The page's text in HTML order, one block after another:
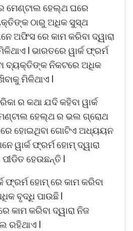
ମେଣ୍ଟାଲ ହେଲ୍ଥ ଘରେ
ଠାରୁ ଅଧିକ ସୁସ୍ଥ
ଅଫିସ ରେ କାମ କରିବା ଦ୍ୱାରା
l ଭାରତରେ ୱାର୍କ ଫ୍ରର୍ମ
ବ୍ୟକ୍ତିଙ୍କ ନିକଟରେ ଅଧିକ
ମିଳିଥାଏ l
ର କଥା ଯଦି କହିବା ୱାର୍କ
ହେଲ୍ଥ ର ଭଲ ଗ୍ରୋଥ
ହୋଇଥିବା ଗୋଟିଏ ଅଧ୍ୟୟନ
ୱାର୍କ ଫ୍ରର୍ମ ହୋମ୍ ଦ୍ୱାରା
ହେଉଛନ୍ତି l
ଫ୍ରର୍ମ ହୋମ୍ ରେ କାମ କରିବା
ବୃଦ୍ଧି ପାଉଛି l
କାମ କରିବା ଦ୍ୱାରା ନିଜ
l